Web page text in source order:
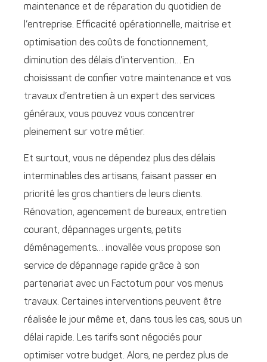
maintenance et de réparation du quotidien de
l’entreprise. Efficacité opérationnelle, maitrise et
optimisation des coûts de fonctionnement,
diminution des délais d’intervention… En
choisissant de confier votre maintenance et vos
travaux d’entretien à un expert des services
généraux, vous pouvez vous concentrer
pleinement sur votre métier.
Et surtout, vous ne dépendez plus des délais
interminables des artisans, faisant passer en
priorité les gros chantiers de leurs clients.
Rénovation, agencement de bureaux, entretien
courant, dépannages urgents, petits
déménagements… inovallée vous propose son
service de dépannage rapide grâce à son
partenariat avec un Factotum pour vos menus
travaux. Certaines interventions peuvent être
réalisée le jour même et, dans tous les cas, sous un
délai rapide. Les tarifs sont négociés pour
optimiser votre budget. Alors, ne perdez plus de